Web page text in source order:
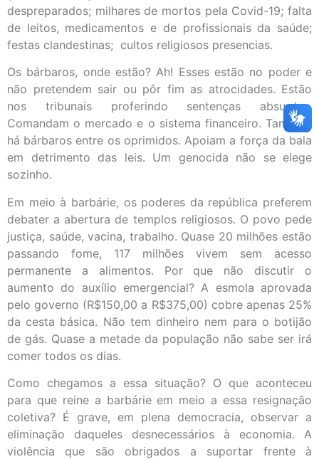
despreparados; milhares de mortos pela Covid-19; falta
de leitos, medicamentos e de profissionais da saúde;
festas clandestinas; cultos religiosos presencias.
Os bárbaros, onde estão? Ah! Esses estão no poder e
não pretendem sair ou pôr fim as atrocidades. Estão
nos tribunais proferindo sentenças absurdas.
Comandam o mercado e o sistema financeiro. Também
há bárbaros entre os oprimidos. Apoiam a força da bala
em detrimento das leis. Um genocida não se elege
sozinho.
Em meio à barbárie, os poderes da república preferem
debater a abertura de templos religiosos. O povo pede
justiça, saúde, vacina, trabalho. Quase 20 milhões estão
passando fome, 117 milhões vivem sem acesso
permanente a alimentos. Por que não discutir o
aumento do auxílio emergencial? A esmola aprovada
pelo governo (R$150,00 a R$375,00) cobre apenas 25%
da cesta básica. Não tem dinheiro nem para o botijão
de gás. Quase a metade da população não sabe ser irá
comer todos os dias.
Como chegamos a essa situação? O que aconteceu
para que reine a barbárie em meio a essa resignação
coletiva? É grave, em plena democracia, observar a
eliminação daqueles desnecessários à economia. A
violência que são obrigados a suportar frente à